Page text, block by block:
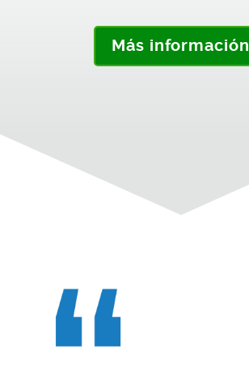
Más información